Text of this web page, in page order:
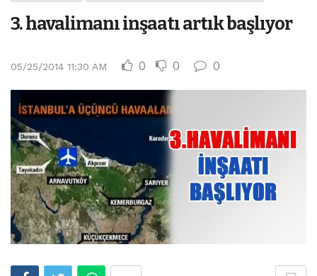
3. havalimanı inşaatı artık başlıyor
05/25/2014 11:30 AM 0 0 0